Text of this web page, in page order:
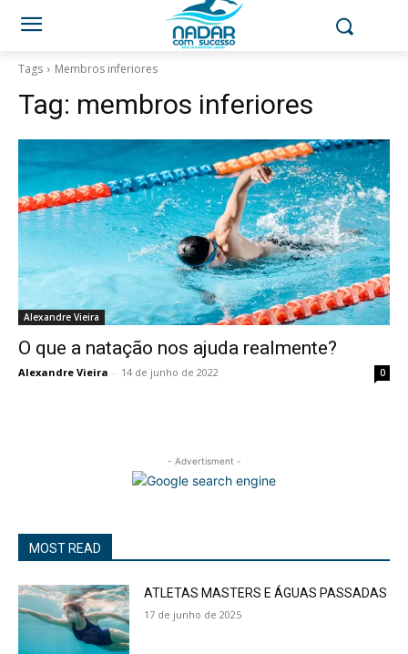
Tags Membros inferiores
Tag: membros inferiores
Alexandre Vieira
O que a natação nos ajuda realmente?
Alexandre Vieira - 14 de junho de 2022 0
- Advertisment -
MOST READ
ATLETAS MASTERS E ÁGUAS PASSADAS
17 de junho de 2025